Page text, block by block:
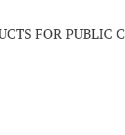
FOR PUBLIC